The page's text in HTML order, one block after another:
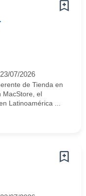
23/07/2026
de Tienda en
MacStore, el
Latinoamérica ...